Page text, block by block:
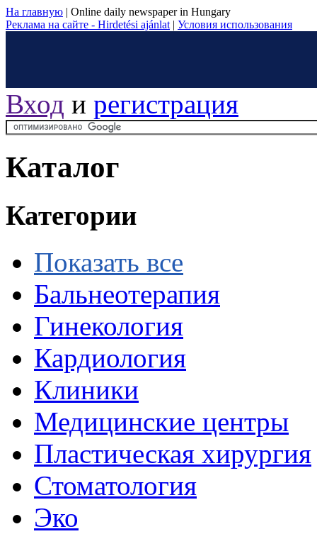
На главную | Online daily newspaper in Hungary
Реклама на сайте - Hirdetési ajánlat | Условия использования
Вход и регистрация
Каталог
Категории
Показать все
Бальнеотерапия
Гинекология
Кардиология
Клиники
Медицинские центры
Пластическая хирургия
Стоматология
Эко